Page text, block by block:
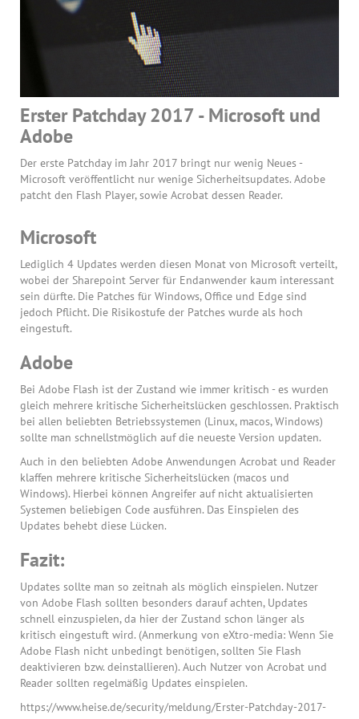
Erster Patchday 2017 - Microsoft und
Adobe
Der erste Patchday im Jahr 2017 bringt nur wenig Neues -
Microsoft veröffentlicht nur wenige Sicherheitsupdates. Adobe
patcht den Flash Player, sowie Acrobat dessen Reader.
Microsoft
Lediglich 4 Updates werden diesen Monat von Microsoft verteilt,
wobei der Sharepoint Server für Endanwender kaum interessant
sein dürfte. Die Patches für Windows, Office und Edge sind
jedoch Pflicht. Die Risikostufe der Patches wurde als hoch
eingestuft.
Adobe
Bei Adobe Flash ist der Zustand wie immer kritisch - es wurden
gleich mehrere kritische Sicherheitslücken geschlossen. Praktisch
bei allen beliebten Betriebssystemen (Linux, macos, Windows)
sollte man schnellstmöglich auf die neueste Version updaten.
Auch in den beliebten Adobe Anwendungen Acrobat und Reader
klaffen mehrere kritische Sicherheitslücken (macos und
Windows). Hierbei können Angreifer auf nicht aktualisierten
Systemen beliebigen Code ausführen. Das Einspielen des
Updates behebt diese Lücken.
Fazit:
Updates sollte man so zeitnah als möglich einspielen. Nutzer
von Adobe Flash sollten besonders darauf achten, Updates
schnell einzuspielen, da hier der Zustand schon länger als
kritisch eingestuft wird. (Anmerkung von eXtro-media: Wenn Sie
Adobe Flash nicht unbedingt benötigen, sollten Sie Flash
deaktivieren bzw. deinstallieren). Auch Nutzer von Acrobat und
Reader sollten regelmäßig Updates einspielen.
https://www.heise.de/security/meldung/Erster-Patchday-2017-